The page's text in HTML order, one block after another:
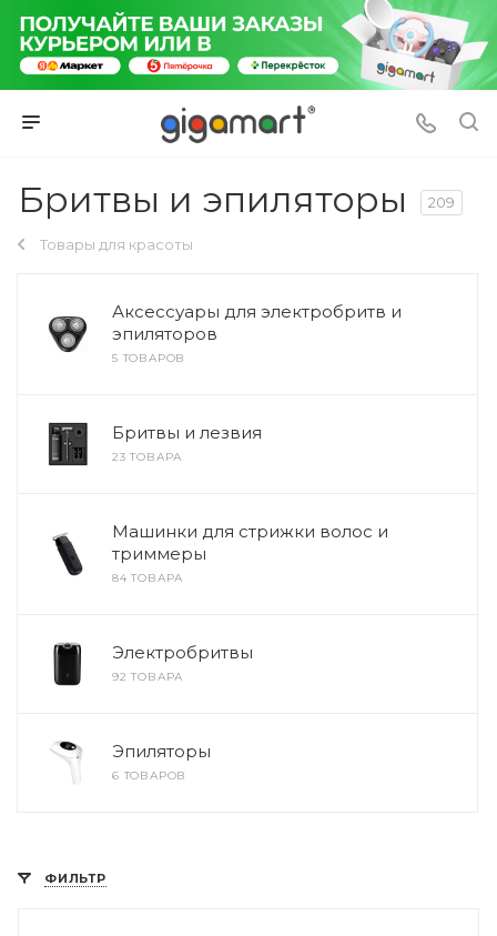
Бритвы и эпиляторы 209
Товары для красоты
Аксессуары для электробритв и
эпиляторов
5 ТОВАРОВ
Бритвы и лезвия
23 ТОВАРА
Машинки для стрижки волос и
триммеры
84 ТОВАРА
Электробритвы
92 ТОВАРА
Эпиляторы
6 ТОВАРОВ
ФИЛЬТР